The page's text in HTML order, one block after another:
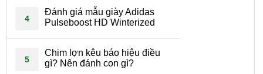
4
Đánh giá mẫu giày Adidas
Pulseboost HD Winterized
5
Chim lợn kêu báo hiệu điều
gì? Nên đánh con gì?